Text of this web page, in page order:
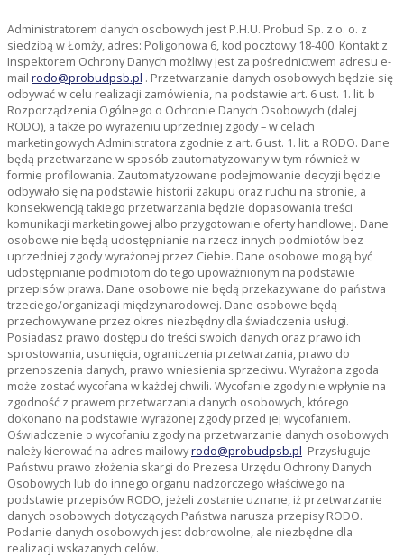
Administratorem danych osobowych jest P.H.U. Probud Sp. z o. o. z
siedzibą w Łomży, adres: Poligonowa 6, kod pocztowy 18-400. Kontakt z
Inspektorem Ochrony Danych możliwy jest za pośrednictwem adresu e-
mail rodo@probudpsb.pl . Przetwarzanie danych osobowych będzie się
odbywać w celu realizacji zamówienia, na podstawie art. 6 ust. 1. lit. b
Rozporządzenia Ogólnego o Ochronie Danych Osobowych (dalej
RODO), a także po wyrażeniu uprzedniej zgody – w celach
marketingowych Administratora zgodnie z art. 6 ust. 1. lit. a RODO. Dane
będą przetwarzane w sposób zautomatyzowany w tym również w
formie profilowania. Zautomatyzowane podejmowanie decyzji będzie
odbywało się na podstawie historii zakupu oraz ruchu na stronie, a
konsekwencją takiego przetwarzania będzie dopasowania treści
komunikacji marketingowej albo przygotowanie oferty handlowej. Dane
osobowe nie będą udostępnianie na rzecz innych podmiotów bez
uprzedniej zgody wyrażonej przez Ciebie. Dane osobowe mogą być
udostępnianie podmiotom do tego upoważnionym na podstawie
przepisów prawa. Dane osobowe nie będą przekazywane do państwa
trzeciego/organizacji międzynarodowej. Dane osobowe będą
przechowywane przez okres niezbędny dla świadczenia usługi.
Posiadasz prawo dostępu do treści swoich danych oraz prawo ich
sprostowania, usunięcia, ograniczenia przetwarzania, prawo do
przenoszenia danych, prawo wniesienia sprzeciwu. Wyrażona zgoda
może zostać wycofana w każdej chwili. Wycofanie zgody nie wpłynie na
zgodność z prawem przetwarzania danych osobowych, którego
dokonano na podstawie wyrażonej zgody przed jej wycofaniem.
Oświadczenie o wycofaniu zgody na przetwarzanie danych osobowych
należy kierować na adres mailowyrodo@probudpsb.pl Przysługuje
Państwu prawo złożenia skargi do Prezesa Urzędu Ochrony Danych
Osobowych lub do innego organu nadzorczego właściwego na
podstawie przepisów RODO, jeżeli zostanie uznane, iż przetwarzanie
danych osobowych dotyczących Państwa narusza przepisy RODO.
Podanie danych osobowych jest dobrowolne, ale niezbędne dla
realizacji wskazanych celów.